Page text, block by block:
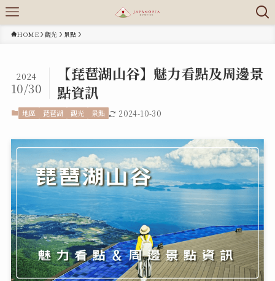
HOME 觀光 景點
【琵琶湖山谷】魅力看點及周邊景
點資訊
2024
10/30
地區 琵琶湖 觀光 景點 2024-10-30